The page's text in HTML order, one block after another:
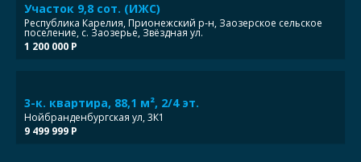
Участок 9,8 сот. (ИЖС)
Республика Карелия, Прионежский р-н, Заозерское сельское
поселение, с. Заозерье, Звёздная ул.
1 200 000 Р
3-к. квартира, 88,1 м², 2/4 эт.
Нойбранденбургская ул, 3К1
9 499 999 Р